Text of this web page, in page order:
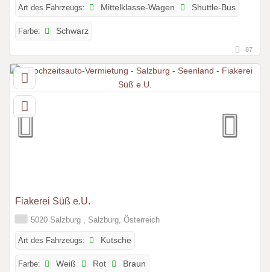
Art des Fahrzeugs: Mittelklasse-Wagen Shuttle-Bus
Farbe: Schwarz
87
Fiakerei Süß e.U.
5020 Salzburg , Salzburg, Österreich
Art des Fahrzeugs: Kutsche
Farbe: Weiß Rot Braun